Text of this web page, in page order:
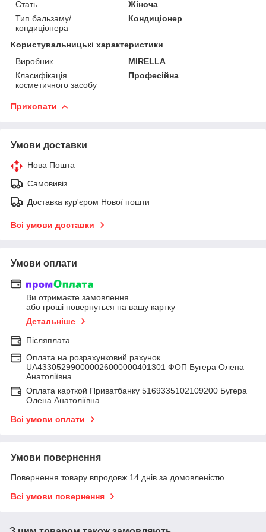
Стать
Жіноча
Тип бальзаму/
кондиціонера
Кондиціонер
Користувальницькі характеристики
Виробник
MIRELLA
Класифікація
косметичного засобу
Професійна
Приховати
Умови доставки
Нова Пошта
Самовивіз
Доставка кур'єром Нової пошти
Всі умови доставки
Умови оплати
Ви отримаєте замовлення
або гроші повернуться на вашу картку
Детальніше
Післяплата
Оплата на розрахунковий рахунок
UA433052990000026000000401301 ФОП Бугера Олена
Анатоліївна
Оплата карткой Приватбанку 5169335102109200 Бугера
Олена Анатоліївна
Всі умови оплати
Умови повернення
Повернення товару впродовж 14 днів за домовленістю
Всі умови повернення